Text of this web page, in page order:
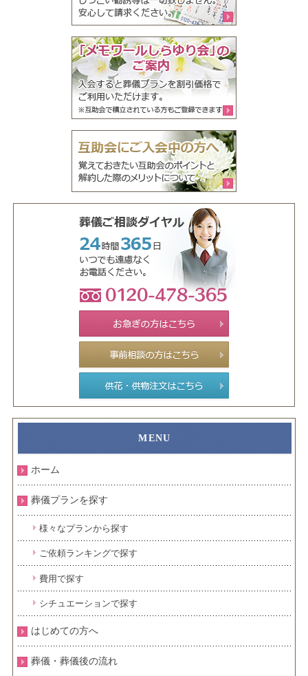
ホーム
葬儀プランを探す
様々なプランから探す
ご依頼ランキングで探す
費用で探す
シチュエーションで探す
はじめての方へ
葬儀・葬儀後の流れ